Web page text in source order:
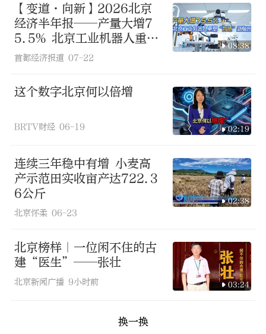
【变道·向新】2026北京
经济半年报——产量大增7
5.5% 北京工业机器人重
塑“智造”新版图（上）
首都经济报道 07-22
08:38
这个数字北京何以倍增
BRTV财经 06-19 02:19
连续三年稳中有增 小麦高
产示范田实收亩产达722.3
6公斤
北京怀柔 06-23
02:38
北京榜样｜一位闲不住的古
建“医生”——张壮
北京新闻广播 9小时前 03:24
换一换